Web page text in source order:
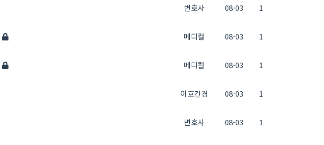
변호사 08-03 1
메디컬 08-03 1
메디컬 08-03 1
이호건경 08-03 1
변호사 08-03 1